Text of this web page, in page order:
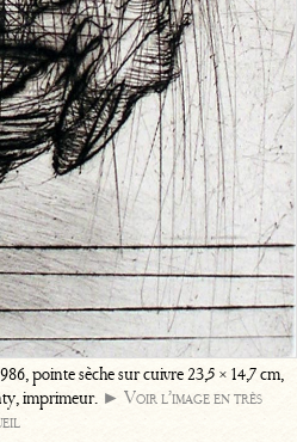
pointe sèche sur cuivre 23,5 × 14,7 cm,
imprimeur. ► Voir l’image en très